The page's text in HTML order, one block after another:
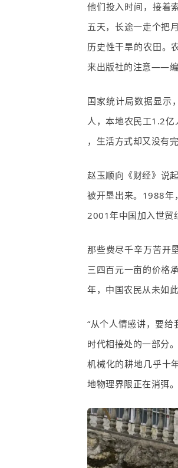
他们投入时间，接着
五天，长途一走个把
历史性干旱的农田。
来出版社的注意——编
国家统计局数据显示，
人，本地农民工1.2亿
，生活方式却又没有
赵玉顺向《财经》说
被开垦出来。 1988年
2001年中国加入世贸
那些费尽千辛万苦开
三四百元一亩的价格
年，中国农民从未如
“从个人情感讲，要
时代相接处的一部分
机械化的耕地几乎十
地物理界限正在消弭